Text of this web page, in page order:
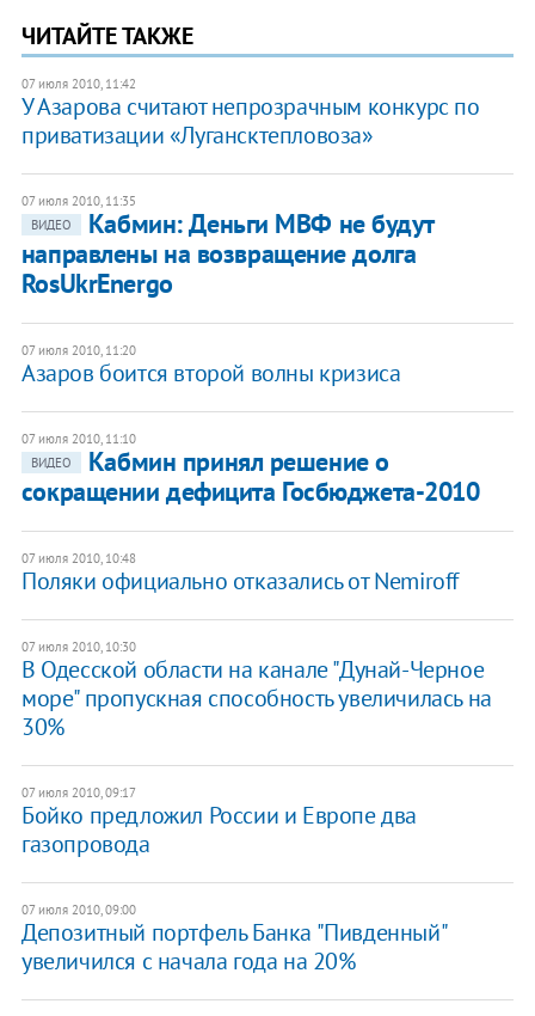
ЧИТАЙТЕ ТАКЖЕ
07 июля 2010, 11:42
У Азарова считают непрозрачным конкурс по
приватизации «Лугансктепловоза»
07 июля 2010, 11:35
ВИДЕО
Кабмин: Деньги МВФ не будут
направлены на возвращение долга
RosUkrEnergo
07 июля 2010, 11:20
Азаров боится второй волны кризиса
07 июля 2010, 11:10
ВИДЕО
Кабмин принял решение о
сокращении дефицита Госбюджета-2010
07 июля 2010, 10:48
Поляки официально отказались от Nemiroff
07 июля 2010, 10:30
В Одесской области на канале "Дунай-Черное
море" пропускная способность увеличилась на
30%
07 июля 2010, 09:17
Бойко предложил России и Европе два
газопровода
07 июля 2010, 09:00
Депозитный портфель Банка "Пивденный"
увеличился с начала года на 20%